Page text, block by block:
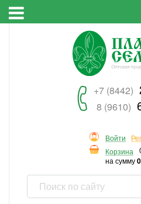
+7 (8442)
8 (9610)
Войти
Корзина
на сумму